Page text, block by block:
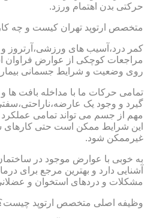
حرکتی بدن اهتمام ورزد.
متخصص ارتوپد تهران کیست و چه
کمر درد،آسیب های ورزشی،آرتروز
مراجعات کوچکی از عوارض فراوان
روی وضعیت و شرایط جسمانی
تمامی حرکات ما با مداخله بافت
گیرد و وجود یک
مهم از جسم می تواند تمامی عملکرد
این شرایط ممکن است حتی کارهای
غیرممکن شود.
به خوبی با عوارض موجود در
آشنایی دارد و بهترین مرجع برای
مشکلات و دردهای استخوان و
وظیفه اصلی متخصص ارتوپد